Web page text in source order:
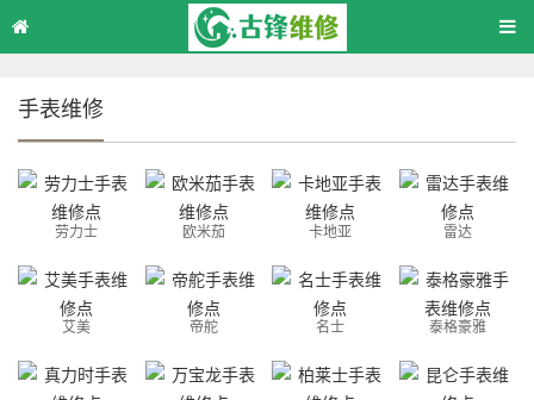
手表维修
劳力士 欧米茄 卡地亚 雷达
艾美 帝舵 名士 泰格豪雅